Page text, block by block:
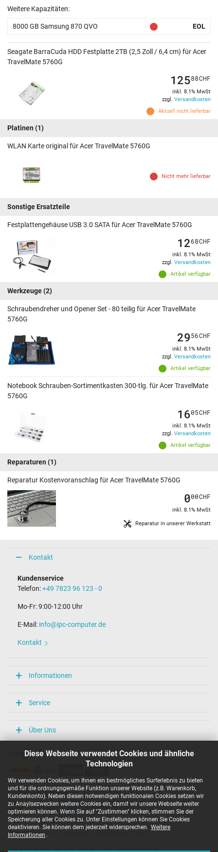
Diese Webseite verwendet Cookies und ähnliche
Technologien
Wir verwenden Cookies, um Ihnen ein bestmögliches Surferlebnis zu bieten
und für die ordnungsgemäße Funktion unserer Website (z.B. Warenkorb,
Kundenkonto). Neben diesen notwendigen funktionalen Cookies setzen wir
zu Anaylsezwecken weitere Cookies ein, damit wir unsere Webseite weiter
optimieren können. Wenn Sie auf "Zustimmen" klicken, stimmen Sie der
Speicherung aller Cookies zu. Unter Einstellungen können Sie Cookies
deaktivieren. Sie können dem jederzeit widersprechen. Weitere
Informationen .
Weitere Kapazitäten:
8000 GB Samsung 870 QVO EOL
Seagate BarraCuda HDD Festplatte 2TB (2,5 Zoll / 6,4 cm) für Acer
TravelMate 5760G
Aktuell nicht lieferbar
12588CHF
inkl. 8.1% MwSt
zzgl. Versandkosten
Platinen (1)
WLAN Karte original für Acer TravelMate 5760G
Nicht mehr lieferbar
Sonstige Ersatzteile
Festplattengehäuse USB 3.0 SATA für Acer TravelMate 5760G
Artikel verfügbar
1268CHF
inkl. 8.1% MwSt
zzgl. Versandkosten
Werkzeuge(2)
Schraubendreher und Opener Set - 80 teilig für Acer TravelMate
5760G
Artikel verfügbar
2956CHF
inkl. 8.1% MwSt
zzgl. Versandkosten
Notebook Schrauben-Sortimentkasten 300-tlg. für Acer TravelMate
5760G
Artikel verfügbar
1605CHF
inkl. 8.1% MwSt
zzgl. Versandkosten
Reparaturen (1)
Reparatur Kostenvoranschlag für Acer TravelMate 5760G
Reparatur in unserer Werkstatt
000CHF
inkl. 8.1% MwSt
Kontakt
Kundenservice
Telefon:+49 7823 96 123 - 0
Mo-Fr: 9:00-12:00 Uhr
E-Mail: info@ipc-computer.de
Kontakt
Informationen
Service
Über Uns
Unsere Versandarten
Unsere Zahlarten
Copyright ©